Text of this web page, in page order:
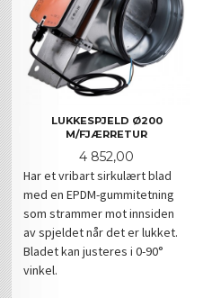
LUKKESPJELD Ø200
M/FJÆRRETUR
Pris
4 852,00
Har et vribart sirkulært blad
med en EPDM-gummitetning
som strammer mot innsiden
av spjeldet når det er lukket.
Bladet kan justeres i 0-90°
vinkel.